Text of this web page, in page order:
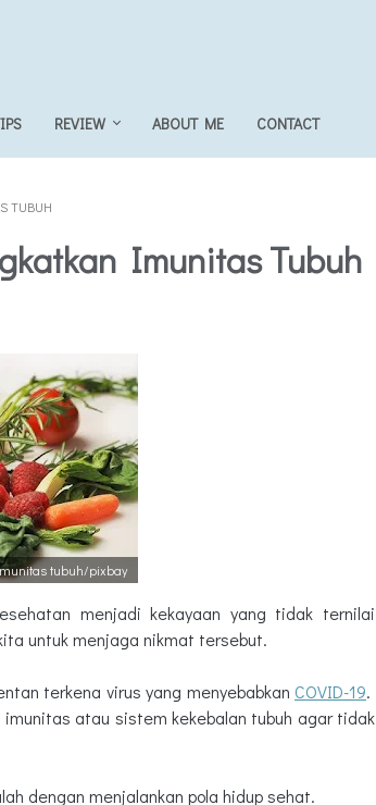
REVIEW ABOUT ME CONTACT
TUBUH
Imunitas Tubuh
tubuh/pixbay
menjadi kekayaan yang tidak ternilai
untuk menjaga nikmat tersebut.
terkena virus yang menyebabkan COVID-19.
atau sistem kekebalan tubuh agar tidak
dengan menjalankan pola hidup sehat.